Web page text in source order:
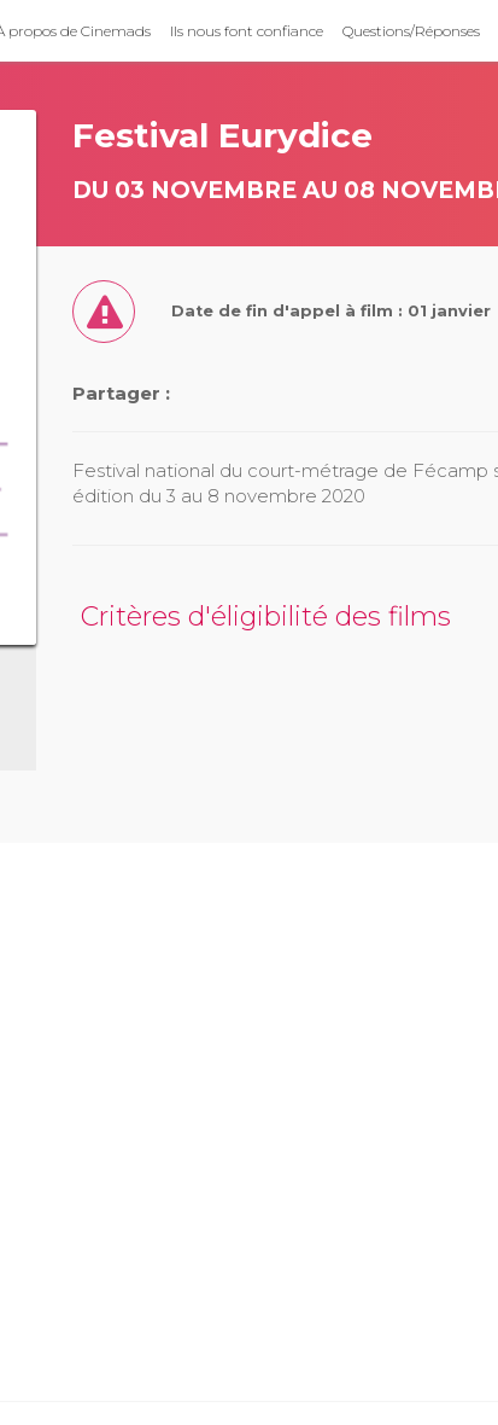
propos de Cinemads Ils nous font confiance Questions/Réponses
Festival Eurydice
DU 03 NOVEMBRE AU 08
Date de fin d'appel à film : 01 janvier
Partager :
Festival national du court-métrage de Fécamp
édition du 3 au 8 novembre 2020
Critères d'éligibilité des films